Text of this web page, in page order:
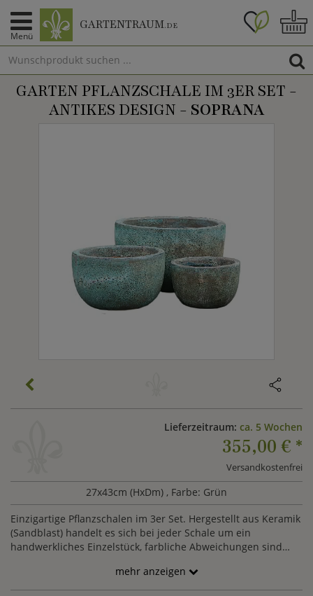
Menü
GARTENTRAUM.DE
GARTEN PFLANZSCHALE IM 3ER SET -
ANTIKES DESIGN - SOPRANA
Lieferzeitraum: ca. 5 Wochen
355,00 € *
Versandkostenfrei
27x43cm (HxDm) , Farbe: Grün
Einzigartige Pflanzschalen im 3er Set. Hergestellt aus Keramik
(Sandblast) handelt es sich bei jeder Schale um ein
handwerkliches Einzelstück, farbliche Abweichungen sind
Blumenschale mit den Maßen 16x24cm, 20x32cm und
27x43cm (HxDm).
mehr anzeigen